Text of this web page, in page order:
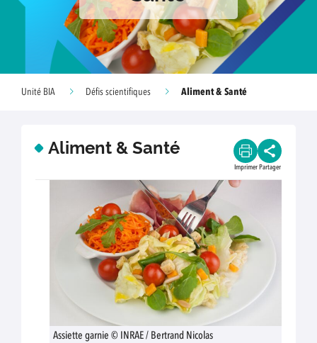
Unité BIA Défis scientifiques Aliment & Santé
Aliment & Santé
Imprimer Partager
Assiette garnie © INRAE / Bertrand Nicolas